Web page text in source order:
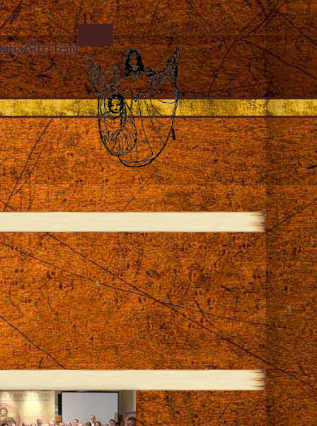
Altri temi
Close